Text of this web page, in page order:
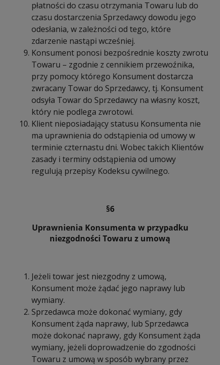
płatności do czasu otrzymania Towaru lub do
czasu dostarczenia Sprzedawcy dowodu jego
odesłania, w zależności od tego, które
zdarzenie nastąpi wcześniej.
Konsument ponosi bezpośrednie koszty zwrotu
Towaru – zgodnie z cennikiem przewoźnika,
przy pomocy którego Konsument dostarcza
zwracany Towar do Sprzedawcy, tj. Konsument
odsyła Towar do Sprzedawcy na własny koszt,
który nie podlega zwrotowi.
Klient nieposiadający statusu Konsumenta nie
ma uprawnienia do odstąpienia od umowy w
terminie czternastu dni. Wobec takich Klientów
zasady i terminy odstąpienia od umowy
regulują przepisy Kodeksu cywilnego.
§6
Uprawnienia Konsumenta w przypadku
niezgodności Towaru z umową
Jeżeli towar jest niezgodny z umową,
Konsument może żądać jego naprawy lub
wymiany.
Sprzedawca może dokonać wymiany, gdy
Konsument żąda naprawy, lub Sprzedawca
może dokonać naprawy, gdy Konsument żąda
wymiany, jeżeli doprowadzenie do zgodności
Towaru z umową w sposób wybrany przez